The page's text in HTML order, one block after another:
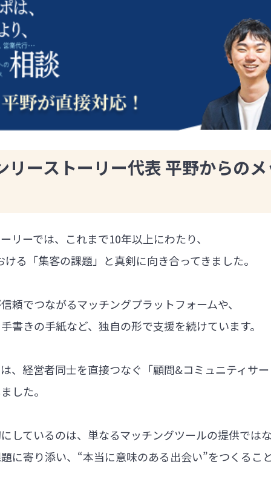
リーストーリー代表 平野からの
リーでは、これまで10年以上にわたり、
る「集客の課題」と真剣に向き合ってきました。
頼でつながるマッチングプラットフォームや、
書きの手紙など、独自の形で支援を続けています。
、経営者同士を直接つなぐ「顧問&コミュニティサ
した。
しているのは、単なるマッチングツールの提供では
に寄り添い、“本当に意味のある出会い”をつくるこ